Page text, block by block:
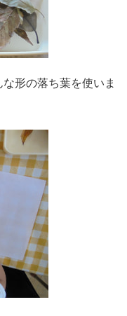
形の落ち葉を使いま